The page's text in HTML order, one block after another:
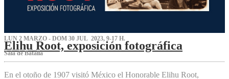
LUN 2 MARZO - DOM 30 JUL 2023, 9-17 H.
Elihu Root, exposición fotográfica
Sala de Batalla
En el otoño de 1907 visitó México el Honorable Elihu Root,